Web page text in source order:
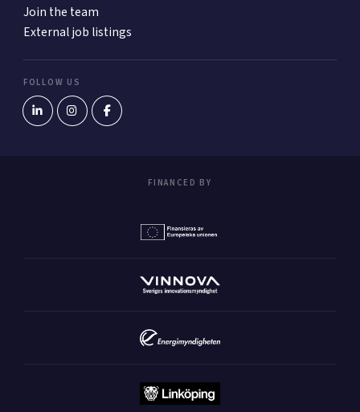
Join the team
External job listings
FOLLOW US
FINANCED BY